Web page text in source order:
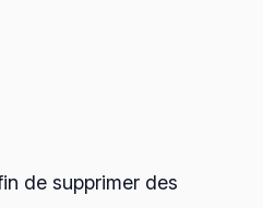
de supprimer des